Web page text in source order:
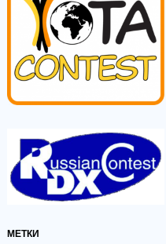
МЕТКИ